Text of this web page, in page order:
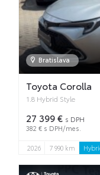
Bratislava
Toyota Corolla
1.8 Hybrid Style
27 399 € s DPH
382 € s DPH/mes.
2026 7 990 km